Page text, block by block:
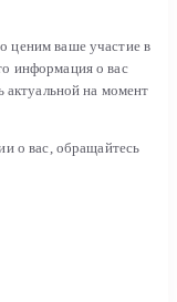
ценим ваше участие в
информация о вас
актуальной на момент
о вас, обращайтесь